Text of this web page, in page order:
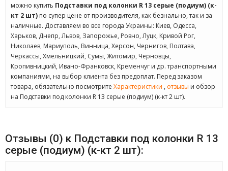
можно купить Подставки под колонки R 13 серые (подиум) (к-
кт 2 шт) по супер цене от производителя, как безнально, так и за
наличные. Доставляем во все города Украины: Киев, Одесса,
Харьков, Днепр, Львов, Запорожье, Ровно, Луцк, Кривой Рог,
Николаев, Мариуполь, Винница, Херсон, Чернигов, Полтава,
Черкассы, Хмельницкий, Сумы, Житомир, Черновцы,
Кропивницкий, Ивано-Франковск, Кременчуг и др. транспортными
компаниями, на выбор клиента без предоплат. Перед заказом
товара, обязательно посмотрите Характеристики , отзывы и обзор
на Подставки под колонки R 13 серые (подиум) (к-кт 2 шт).
Отзывы (0) к Подставки под колонки R 13
серые (подиум) (к-кт 2 шт):